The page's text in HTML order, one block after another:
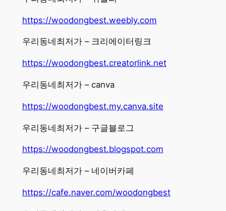
https://woodongbest.weebly.com
우리동네최저가 – 크리에이터링크
https://woodongbest.creatorlink.net
우리동네최저가 – canva
https://woodongbest.my.canva.site
우리동네최저가 – 구글블로그
https://woodongbest.blogspot.com
우리동네최저가 – 네이버카페
https://cafe.naver.com/woodongbest